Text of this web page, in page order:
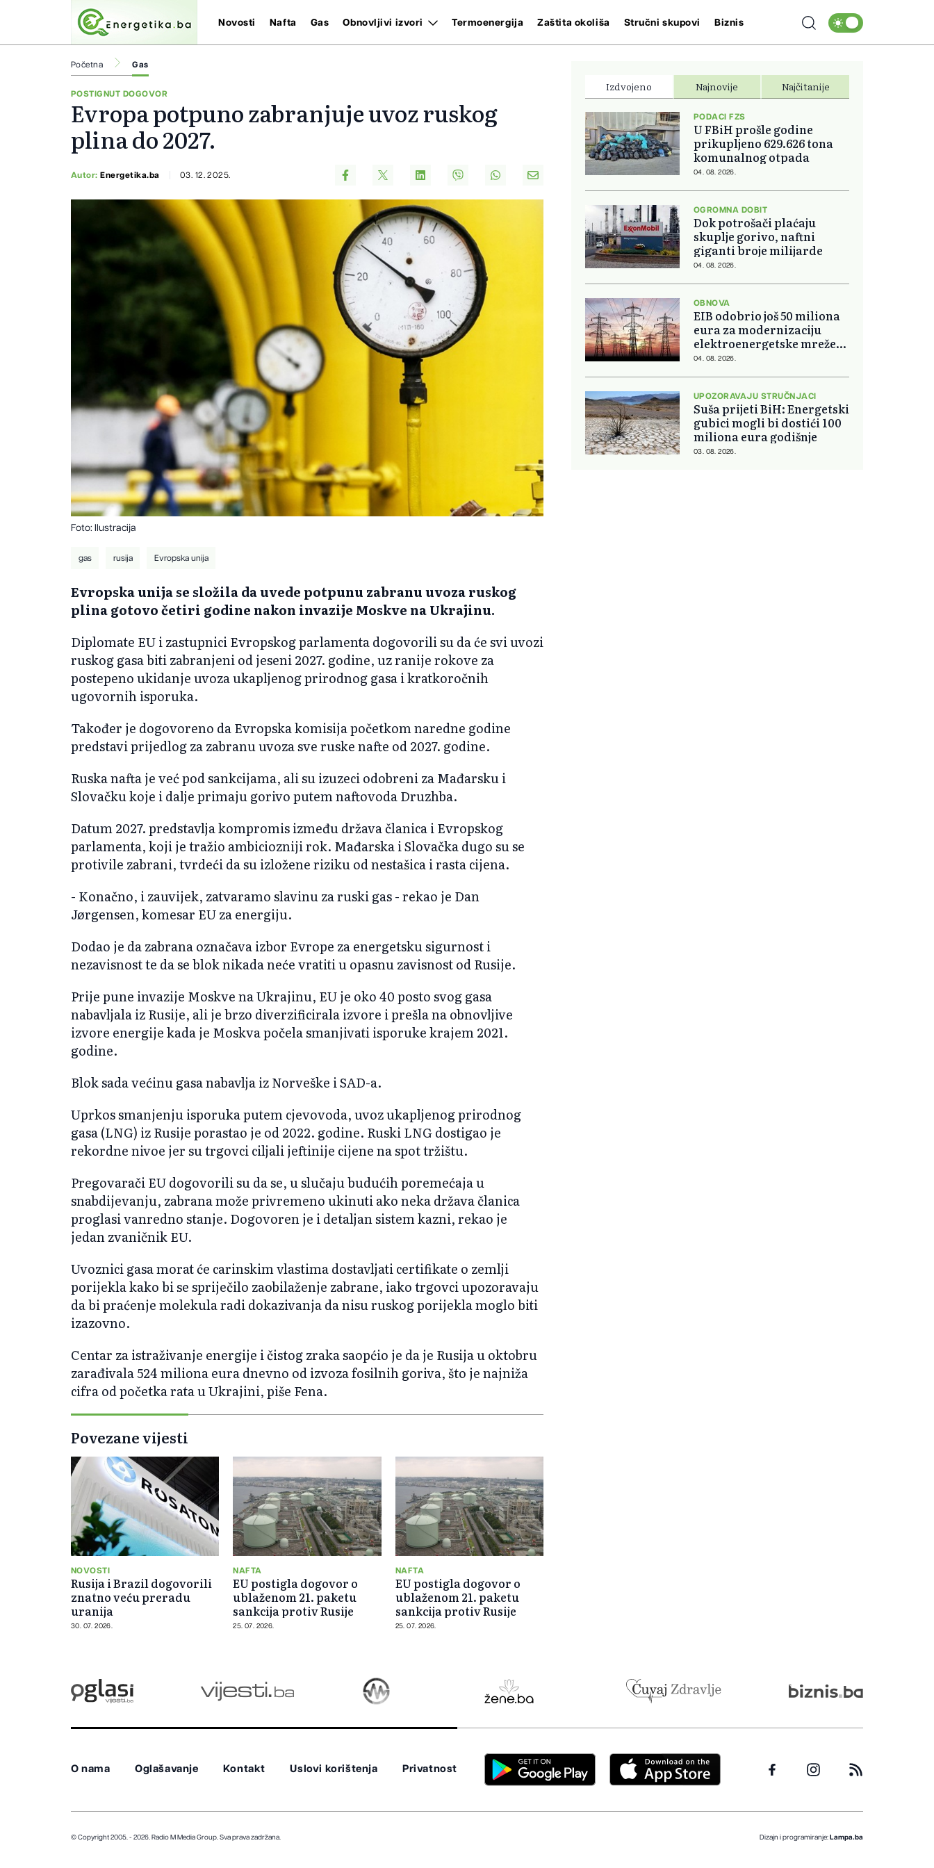
Novosti Nafta Gas Obnovljivi izvori Termoenergija Zaštita okoliša Stručni skupovi Biznis
Početna Gas
POSTIGNUT DOGOVOR
Evropa potpuno zabranjuje uvoz ruskog
plina do 2027.
Autor:Energetika.ba 03. 12. 2025.
Foto: Ilustracija
gas rusija Evropska unija
Evropska unija se složila da uvede potpunu zabranu uvoza ruskog
plina gotovo četiri godine nakon invazije Moskve na Ukrajinu.
Diplomate EU i zastupnici Evropskog parlamenta dogovorili su da će svi uvozi
ruskog gasa biti zabranjeni od jeseni 2027. godine, uz ranije rokove za
postepeno ukidanje uvoza ukapljenog prirodnog gasa i kratkoročnih
ugovornih isporuka.
Također je dogovoreno da Evropska komisija početkom naredne godine
predstavi prijedlog za zabranu uvoza sve ruske nafte od 2027. godine.
Ruska nafta je već pod sankcijama, ali su izuzeci odobreni za Mađarsku i
Slovačku koje i dalje primaju gorivo putem naftovoda Druzhba.
Datum 2027. predstavlja kompromis između država članica i Evropskog
parlamenta, koji je tražio ambiciozniji rok. Mađarska i Slovačka dugo su se
protivile zabrani, tvrdeći da su izložene riziku od nestašica i rasta cijena.
- Konačno, i zauvijek, zatvaramo slavinu za ruski gas - rekao je Dan
Jørgensen, komesar EU za energiju.
Dodao je da zabrana označava izbor Evrope za energetsku sigurnost i
nezavisnost te da se blok nikada neće vratiti u opasnu zavisnost od Rusije.
Prije pune invazije Moskve na Ukrajinu, EU je oko 40 posto svog gasa
nabavljala iz Rusije, ali je brzo diverzificirala izvore i prešla na obnovljive
izvore energije kada je Moskva počela smanjivati isporuke krajem 2021.
godine.
Blok sada većinu gasa nabavlja iz Norveške i SAD-a.
Uprkos smanjenju isporuka putem cjevovoda, uvoz ukapljenog prirodnog
gasa (LNG) iz Rusije porastao je od 2022. godine. Ruski LNG dostigao je
rekordne nivoe jer su trgovci ciljali jeftinije cijene na spot tržištu.
Pregovarači EU dogovorili su da se, u slučaju budućih poremećaja u
snabdijevanju, zabrana može privremeno ukinuti ako neka država članica
proglasi vanredno stanje. Dogovoren je i detaljan sistem kazni, rekao je
jedan zvaničnik EU.
Uvoznici gasa morat će carinskim vlastima dostavljati certifikate o zemlji
porijekla kako bi se spriječilo zaobilaženje zabrane, iako trgovci upozoravaju
da bi praćenje molekula radi dokazivanja da nisu ruskog porijekla moglo biti
izazovno.
Centar za istraživanje energije i čistog zraka saopćio je da je Rusija u oktobru
zarađivala 524 miliona eura dnevno od izvoza fosilnih goriva, što je najniža
cifra od početka rata u Ukrajini, piše Fena.
Povezane vijesti
NOVOSTI
Rusija i Brazil dogovorili
znatno veću preradu
uranija
30. 07. 2026.
NAFTA
EU postigla dogovor o
ublaženom 21. paketu
sankcija protiv Rusije
25. 07. 2026.
NAFTA
EU postigla dogovor o
ublaženom 21. paketu
sankcija protiv Rusije
25. 07. 2026.
Izdvojeno Najnovije Najčitanije
PODACI FZS
U FBiH prošle godine
prikupljeno 629.626 tona
komunalnog otpada
04. 08. 2026.
OGROMNA DOBIT
Dok potrošači plaćaju
skuplje gorivo, naftni
giganti broje milijarde
04. 08. 2026.
OBNOVA
EIB odobrio još 50 miliona
eura za modernizaciju
elektroenergetske mreže
Slovačke
04. 08. 2026.
UPOZORAVAJU STRUČNJACI
Suša prijeti BiH: Energetski
gubici mogli bi dostići 100
miliona eura godišnje
03. 08. 2026.
O nama Oglašavanje Kontakt Uslovi korištenja Privatnost
© Copyright 2005. - 2026. Radio M Media Group. Sva prava zadržana. Dizajn i programiranje: Lampa.ba